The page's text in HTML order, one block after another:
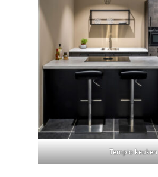
Tempio keuken